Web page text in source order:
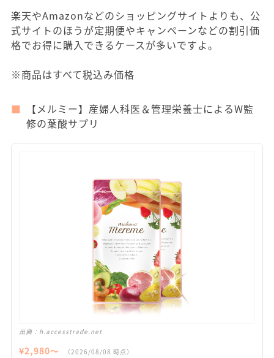
楽天やAmazonなどのショッピングサイトよりも、公
式サイトのほうが定期便やキャンペーンなどの割引価
格でお得に購入できるケースが多いですよ。
※商品はすべて税込み価格
【メルミー】産婦人科医＆管理栄養士によるW監
修の葉酸サプリ
出典： h.accesstrade.net
¥2,980〜 （2026/08/08 時点）